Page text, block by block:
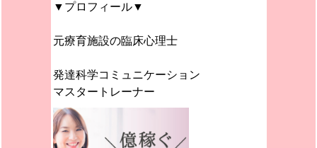
▼プロフィール▼
元療育施設の臨床心理士
発達科学コミュニケーション
マスタートレーナー